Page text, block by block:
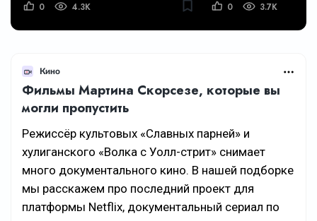
0 4.3K 0 3.7K
Кино
Фильмы Мартина Скорсезе, которые вы
могли пропустить
Режиссёр культовых «Славных парней» и
хулиганского «Волка с Уолл-стрит» снимает
много документального кино. В нашей подборке
мы расскажем про последний проект для
платформы Netflix, документальный сериал по